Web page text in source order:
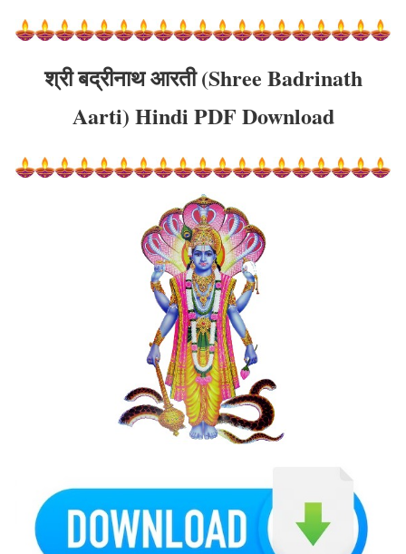
श्री बद्रीनाथ आरती(Shree Badrinath
Aarti) Hindi PDF Download